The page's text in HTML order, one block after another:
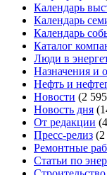
Календарь
Календарь
Календарь
Каталог
Люди в
Назначения и
Нефть и
Новости (2
Новость дня
От редакции
Пресс-релиз (2
Ремонтные
Статьи по